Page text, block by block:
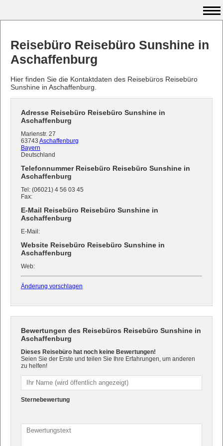
Reisebüro Reisebüro Sunshine in
Aschaffenburg
Hier finden Sie die Kontaktdaten des Reisebüros Reisebüro
Sunshine in Aschaffenburg.
Adresse Reisebüro Reisebüro Sunshine in
Aschaffenburg
Marienstr. 27
63743 Aschaffenburg
Bayern
Deutschland
Telefonnummer Reisebüro Reisebüro Sunshine in
Aschaffenburg
Tel: (06021) 4 56 03 45
Fax:
E-Mail Reisebüro Reisebüro Sunshine in
Aschaffenburg
E-Mail:
Website Reisebüro Reisebüro Sunshine in
Aschaffenburg
Web:
Änderung vorschlagen
Bewertungen des Reisebüros Reisebüro Sunshine in
Aschaffenburg
Dieses Reisebüro hat noch keine Bewertungen!
Seien Sie der Erste und teilen Sie Ihre Erfahrungen, um anderen
zu helfen!
Sternebewertung